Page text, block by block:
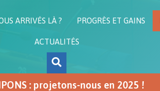
ARRIVÉS LÀ ? PROGRÈS ET GAINS
ACTUALITÉS
: projetons-nous en 2025 !